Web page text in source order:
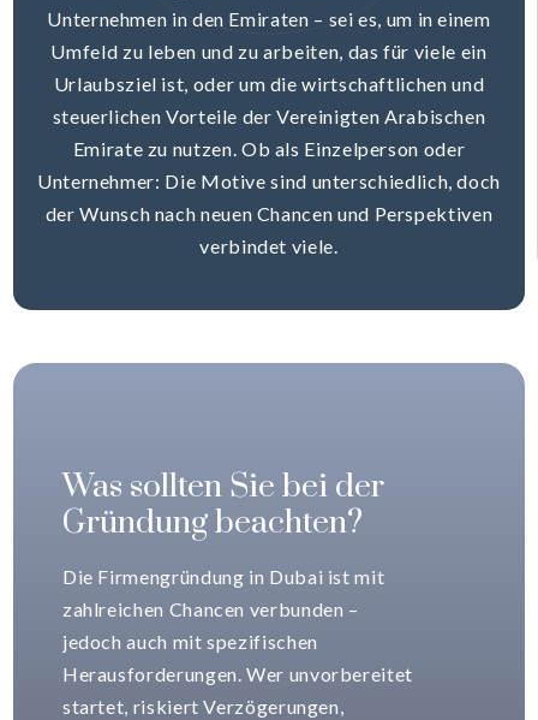
Unternehmen in den Emiraten – sei es, um in einem
Umfeld zu leben und zu arbeiten, das für viele ein
Urlaubsziel ist, oder um die wirtschaftlichen und
steuerlichen Vorteile der Vereinigten Arabischen
Emirate zu nutzen. Ob als Einzelperson oder
Unternehmer: Die Motive sind unterschiedlich, doch
der Wunsch nach neuen Chancen und Perspektiven
verbindet viele.
Was sollten Sie bei der
Gründung beachten?
Die Firmengründung in Dubai ist mit
zahlreichen Chancen verbunden –
jedoch auch mit spezifischen
Herausforderungen. Wer unvorbereitet
startet, riskiert Verzögerungen,